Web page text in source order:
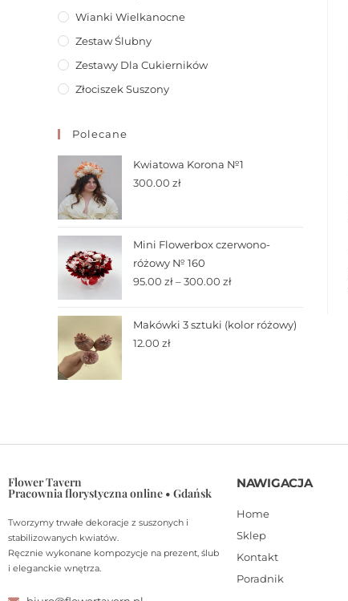
Wianki Wielkanocne
Zestaw Ślubny
Zestawy Dla Cukierników
Złociszek Suszony
Polecane
Kwiatowa Korona №1
300.00 zł
Mini Flowerbox czerwono-
różowy № 160
95.00 zł–300.00 zł
Makówki 3 sztuki (kolor różowy)
12.00 zł
Flower Tavern
Pracownia florystyczna online • Gdańsk
Tworzymy trwałe dekoracje z suszonych i
stabilizowanych kwiatów.
Ręcznie wykonane kompozycje na prezent, ślub
i eleganckie wnętrza.
NAWIGACJA
Home
Sklep
Kontakt
Poradnik